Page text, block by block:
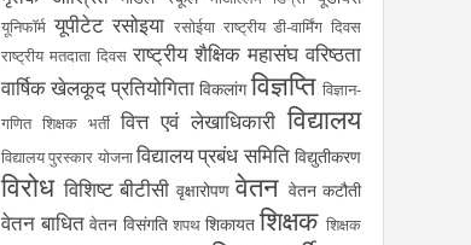
यूनिफॉर्म यूपीटेट रसोइया रसोईया राष्ट्रीय डी-वार्मिंग दिवस
राष्ट्रीय मतदाता दिवस राष्ट्रीय शैक्षिक महासंघ वरिष्ठता
वार्षिक खेलकूद प्रतियोगिता विकलांग विज्ञप्ति विज्ञान-
गणित शिक्षक भर्ती वित्त एवं लेखाधिकारी विद्यालय
विद्यालय पुरस्कार योजनाविद्यालय प्रबंध समिति विद्युतीकरण
विरोध विशिष्ट बीटीसी वृक्षारोपण वेतन वेतन कटौती
वेतन बाधित वेतन विसंगति शपथ शिकायत शिक्षक शिक्षक